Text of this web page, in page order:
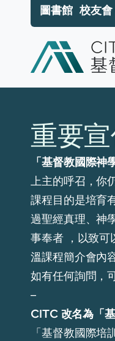
圖書館 校友會
重要
「基督教國際
上主的呼召，你
課程目的是培育
過聖經真理、神
事奉者 ，以致可
溫課程簡介會內
如有任何詢問，
–
CITC 改名為「
「基督教國際